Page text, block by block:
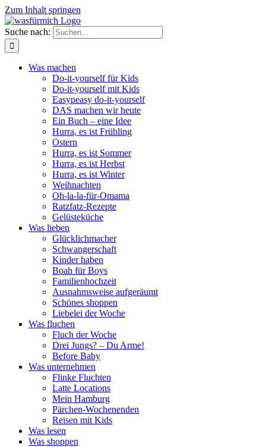
Zum Inhalt springen
Suche nach:
Was machen
Do-it-yourself für Kids
Do-it-yourself mit Kids
Easypeasy do-it-yourself
DAS machen wir heute
Ein Buch – eine Idee
Hurra, es ist Frühling
Ostern
Hurra, es ist Sommer
Hurra, es ist Herbst
Hurra, es ist Winter
Weihnachten
Oh-la-la-für-Omama
Ratzfatz-Rezepte
Gelüsteküche
Was lieben
Glücklichmacher
Schwangerschaft
Kinder haben
Boah für Boys
Familienhochzeit
Ausnahmsweise aufgeräumt
Schönes shoppen
Liebelei der Woche
Was fluchen
Fluch der Woche
Drei Jungs? – Du Arme!
Before Baby
Was unternehmen
Flinke Fluchten
Latte Locations
Mein Hamburg
Pärchen-Wochenenden
Reisen mit Kids
Was lesen
Was shoppen